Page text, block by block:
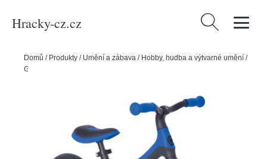
Hracky-cz.cz Vyhledávání
Domů / Produkty / Umění a zábava / Hobby, hudba a výtvarné umění /
Globber odrážedlo GO BIKE ELITE - NAVY BLUE